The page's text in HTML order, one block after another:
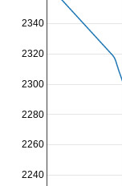
2240
2260
2280
2300
2320
2340